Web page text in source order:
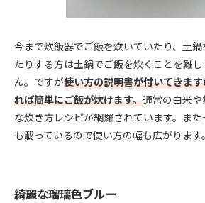
今まで炊飯器でご飯を炊いていたり、土
たりする方は土鍋でご飯を炊くことを難
ん。ですが使い方の説明書が付いてきま
れば簡単にご飯が炊けます。通常の白米
な炊き方レシピが網羅されています。ま
も載っているので使い方の幅も広がります。
綺麗な瑠璃色ブルー